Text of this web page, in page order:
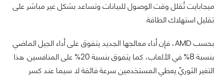
ميجابايت تُقلل وقت الوصول للبيانات وتساعد بشكل غير مباشر على
تقليل استهلاك الطاقة.
بحسب AMD، فإن أداء معالجها الجديد يتفوق على أداء الجيل الماضي
بنسبة 8% في الألعاب، كما يتفوق بنسبة 20% على المنافسين. هذا
التغير الثوريّ يعطي المستخدمين سرعة فائقة لا سيما عند كسر